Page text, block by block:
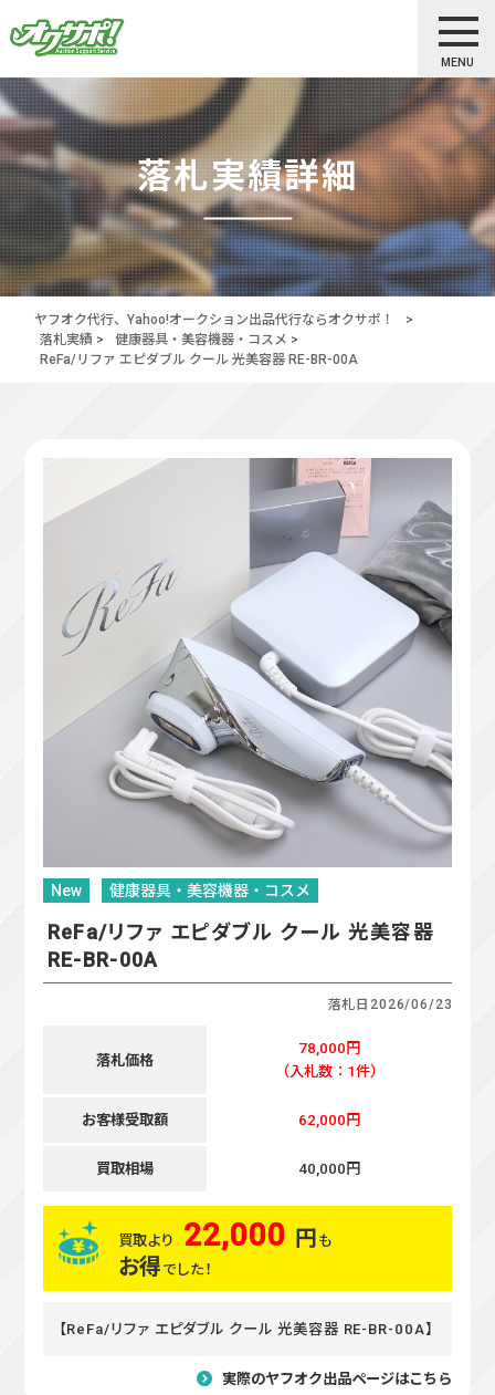
MENU
落札実績詳細
ヤフオク代行、Yahoo!オークション出品代行ならオクサポ！
>
落札実績 > 健康器具・美容機器・コスメ >
ReFa/リファ エピダブル クール 光美容器 RE-BR-00A
New 健康器具・美容機器・コスメ
ReFa/リファ エピダブル クール 光美容器
RE-BR-00A
落札日 2026/06/23
落札価格
78,000円
（入札数：1件）
お客様受取額 62,000円
買取相場 40,000円
買取より 22,000 円 も
お得 でした！
【ReFa/リファ エピダブル クール 光美容器 RE-BR-00A】
実際のヤフオク出品ページはこちら